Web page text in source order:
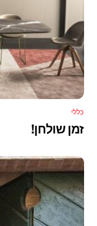
כללי
זמן שולחן!